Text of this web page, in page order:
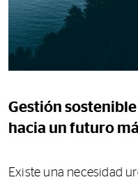
Gestión
hacia un futuro
Existe una necesidad